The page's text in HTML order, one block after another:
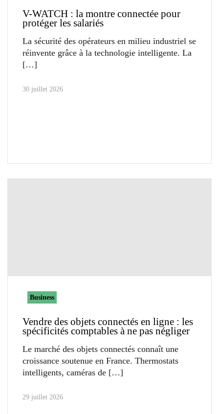
V-WATCH : la montre connectée pour
protéger les salariés
La sécurité des opérateurs en milieu industriel se
réinvente grâce à la technologie intelligente. La
30 juillet 2026
Business
Vendre des objets connectés en ligne : les
spécificités comptables à ne pas négliger
Le marché des objets connectés connaît une
croissance soutenue en France. Thermostats
intelligents, caméras de
29 juillet 2026